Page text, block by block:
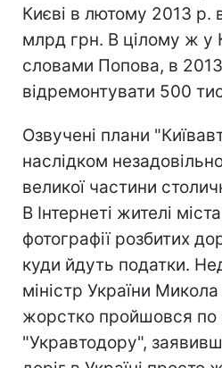
Києві в лютому 2013 р.
млрд грн. В цілому ж у
словами Попова, в
відремонтувати 500
Озвучені плани
наслідком
великої частини
В Інтернеті жителі
фотографії розбитих
куди йдуть податки.
міністр України
жорстко пройшовся по
"Укравтодору",